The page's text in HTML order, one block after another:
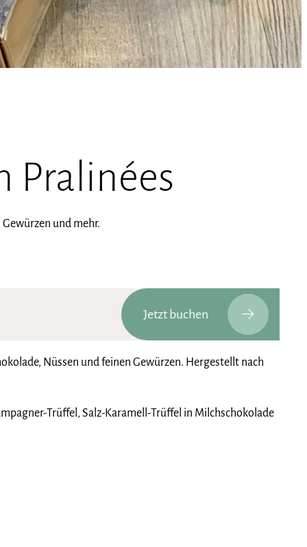
Pralinées
und mehr.
Jetzt buchen
Nüssen und feinen Gewürzen. Hergestellt nach
Trüffel, Salz-Karamell-Trüffel in Milchschokolade